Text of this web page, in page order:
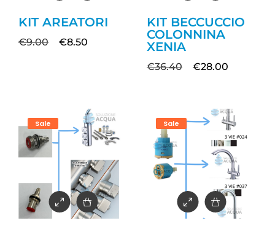
KIT AREATORI
€9.00 €8.50
KIT BECCUCCIO
COLONNINA
XENIA
€36.40 €28.00
Sale Sale